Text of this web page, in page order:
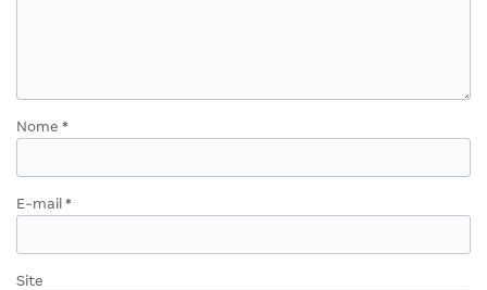
Nome *
E-mail *
Site